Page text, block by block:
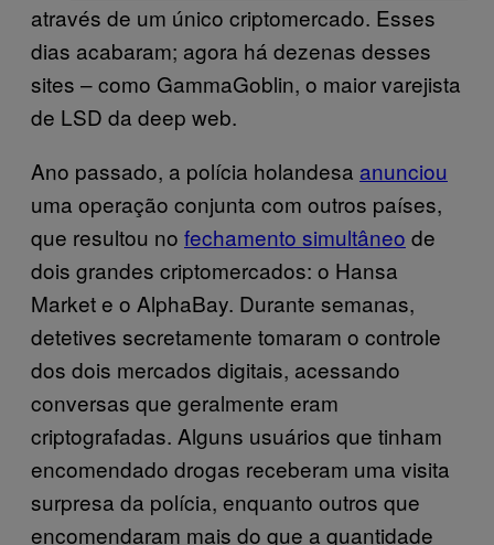
através de um único criptomercado. Esses
dias acabaram; agora há dezenas desses
sites – como GammaGoblin, o maior varejista
de LSD da deep web.
Ano passado, a polícia holandesa anunciou
uma operação conjunta com outros países,
que resultou no fechamento simultâneo de
dois grandes criptomercados: o Hansa
Market e o AlphaBay. Durante semanas,
detetives secretamente tomaram o controle
dos dois mercados digitais, acessando
conversas que geralmente eram
criptografadas. Alguns usuários que tinham
encomendado drogas receberam uma visita
surpresa da polícia, enquanto outros que
encomendaram mais do que a quantidade